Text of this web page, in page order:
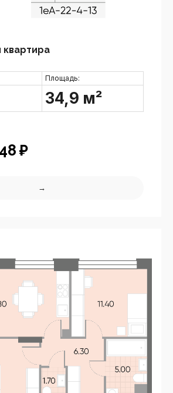
квартира
Площадь:
34,9 м²
₽
→